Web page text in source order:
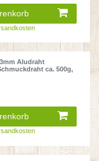
Aludraht
ca. 500g,